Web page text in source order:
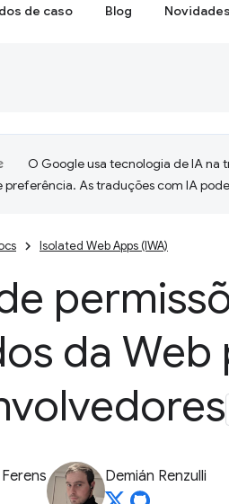
de caso Blog
O Google usa tecnologia de IA na
preferência. As traduções com IA
Isolated Web Apps (IWA)
da Web
Demián Renzulli